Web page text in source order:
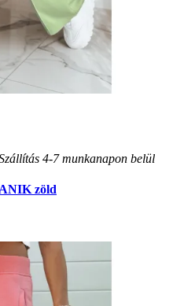
4-7 munkanapon belül
zöld